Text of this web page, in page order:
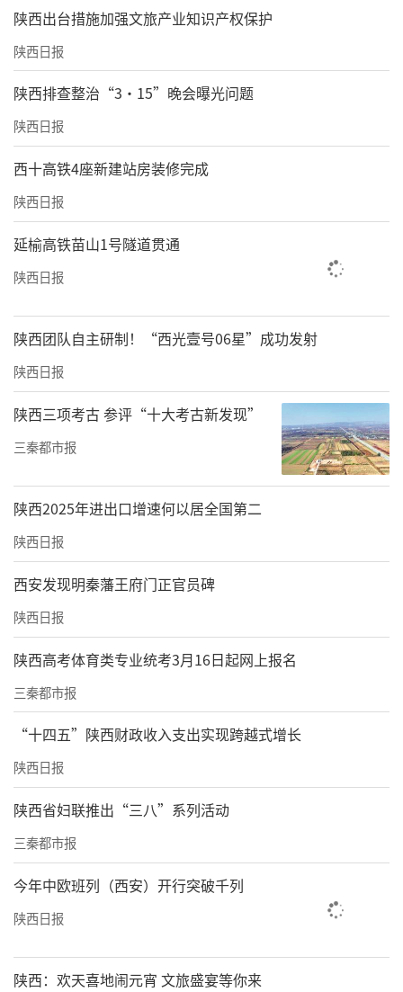
​陕西出台措施加强文旅产业知识产权保护
陕西日报
陕西排查整治“3·15”晚会曝光问题
陕西日报
西十高铁4座新建站房装修完成
陕西日报
延榆高铁苗山1号隧道贯通
陕西日报
陕西团队自主研制！“西光壹号06星”成功发射
陕西日报
陕西三项考古 参评“十大考古新发现”
三秦都市报
陕西2025年进出口增速何以居全国第二
陕西日报
西安发现明秦藩王府门正官员碑
陕西日报
陕西高考体育类专业统考3月16日起网上报名
三秦都市报
“十四五”陕西财政收入支出实现跨越式增长
陕西日报
陕西省妇联推出“三八”系列活动
三秦都市报
今年中欧班列（西安）开行突破千列
陕西日报
陕西：欢天喜地闹元宵 文旅盛宴等你来